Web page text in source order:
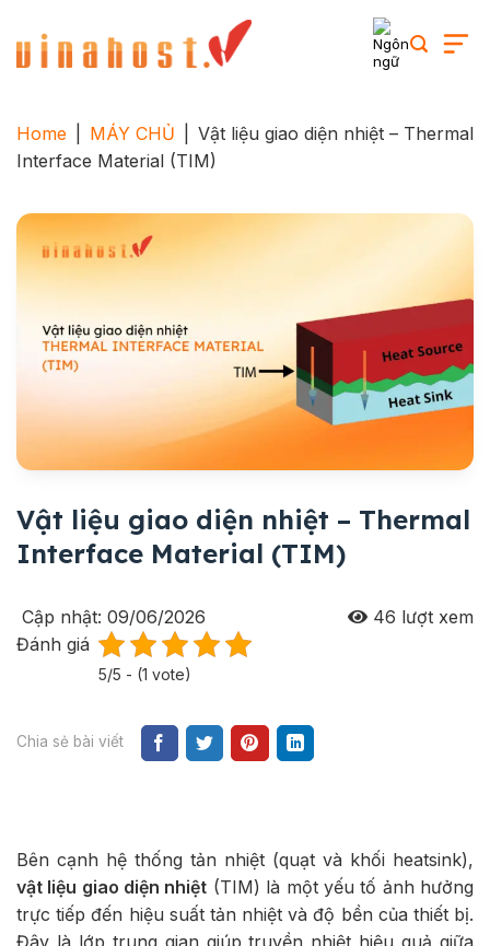
content
Home MÁY CHỦ
Vật liệu giao diện nhiệt – Thermal
Interface Material (TIM)
Vật liệu giao diện nhiệt – Thermal
Interface Material (TIM)
Cập nhật: 09/06/2026 46 lượt xem
Đánh giá
5/5 - (1 vote)
Chia sẻ bài viết
Bên cạnh hệ thống tản nhiệt (quạt và khối heatsink),
vật liệu giao diện nhiệt (TIM) là một yếu tố ảnh hưởng
trực tiếp đến hiệu suất tản nhiệt và độ bền của thiết bị.